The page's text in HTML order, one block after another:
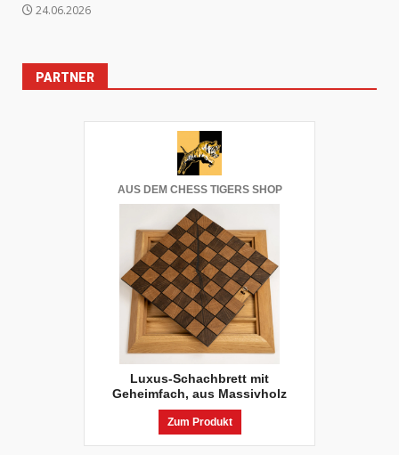
24.06.2026
PARTNER
AUS DEM CHESS TIGERS SHOP
Luxus-Schachbrett mit
Geheimfach, aus Massivholz
Zum Produkt